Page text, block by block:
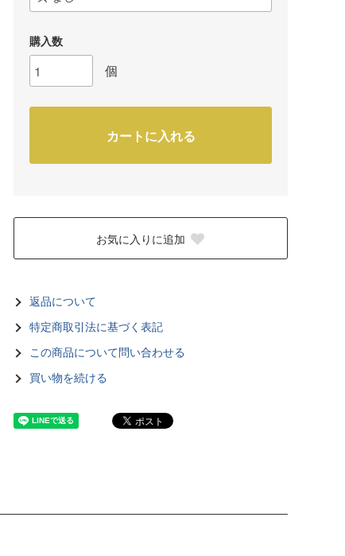
購入数
個
カートに入れる
お気に入りに追加
返品について
特定商取引法に基づく表記
この商品について問い合わせる
買い物を続ける